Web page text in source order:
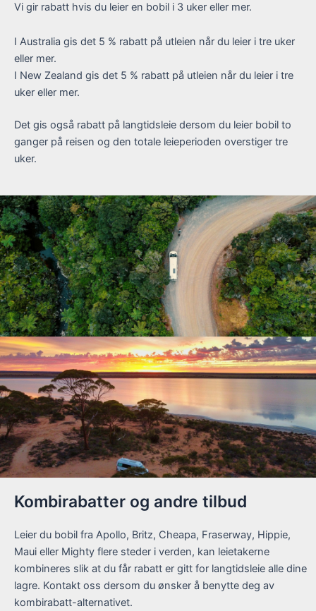
Vi gir rabatt hvis du leier en bobil i 3 uker eller mer.
I Australia gis det 5 % rabatt på utleien når du leier i tre uker
eller mer.
I New Zealand gis det 5 % rabatt på utleien når du leier i tre
uker eller mer.
Det gis også rabatt på langtidsleie dersom du leier bobil to
ganger på reisen og den totale leieperioden overstiger tre
uker.
Kombirabatter og andre tilbud
Leier du bobil fra Apollo, Britz, Cheapa, Fraserway, Hippie,
Maui eller Mighty flere steder i verden, kan leietakerne
kombineres slik at du får rabatt er gitt for langtidsleie alle dine
lagre. Kontakt oss dersom du ønsker å benytte deg av
kombirabatt-alternativet.